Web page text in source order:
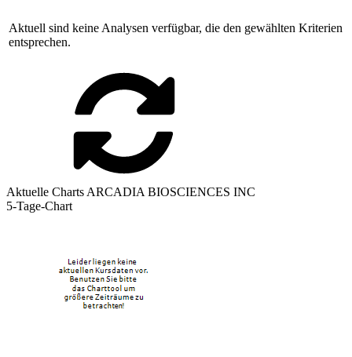
Aktuell sind keine Analysen verfügbar, die den gewählten Kriterien
entsprechen.
Aktuelle Charts ARCADIA BIOSCIENCES INC
5-Tage-Chart